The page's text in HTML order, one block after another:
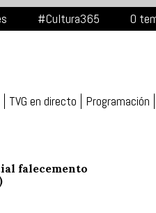
#Cultura365 O
TVG en directo Programación
falecemento